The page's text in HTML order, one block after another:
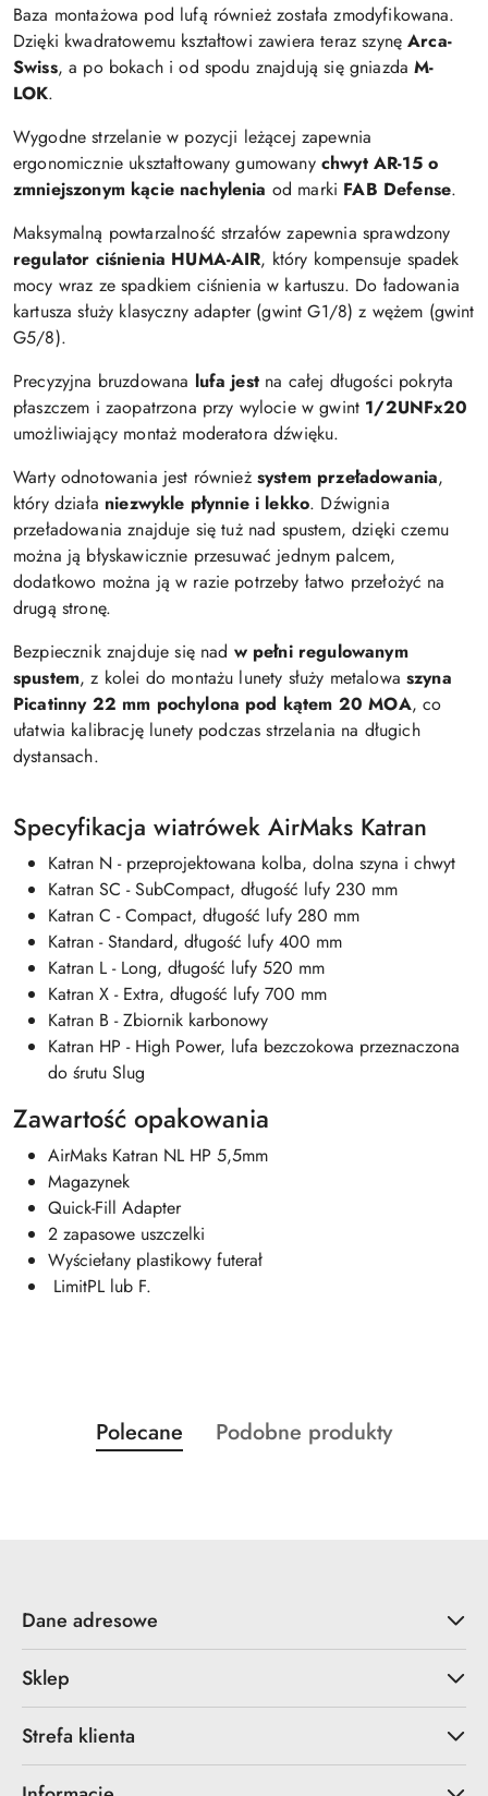
Baza montażowa pod lufą również została zmodyfikowana.
Dzięki kwadratowemu kształtowi zawiera teraz szynęArca-
Swiss, a po bokach i od spodu znajdują się gniazdaM-
LOK.
Wygodne strzelanie w pozycji leżącej zapewnia
ergonomicznie ukształtowany gumowany chwyt AR-15 o
zmniejszonym kącie nachylenia od marki FAB Defense.
Maksymalną powtarzalność strzałów zapewnia sprawdzony
regulator ciśnienia HUMA-AIR, który kompensuje spadek
mocy wraz ze spadkiem ciśnienia w kartuszu. Do ładowania
kartusza służy klasyczny adapter (gwint G1/8) z wężem (gwint
G5/8).
Precyzyjna bruzdowana lufa jestna całej długości pokryta
płaszczem i zaopatrzona przy wylocie w gwint 1/2UNFx20
umożliwiający montaż moderatora dźwięku.
Warty odnotowania jest również system przeładowania,
który działa niezwykle płynnie i lekko. Dźwignia
przeładowania znajduje się tuż nad spustem, dzięki czemu
można ją błyskawicznie przesuwać jednym palcem,
dodatkowo można ją w razie potrzeby łatwo przełożyć na
drugą stronę.
Bezpiecznik znajduje się nad w pełni regulowanym
spustem, z kolei do montażu lunety służy metalowaszyna
Picatinny 22 mm pochylona pod kątem 20 MOA, co
ułatwia kalibrację lunety podczas strzelania na długich
dystansach.
Specyfikacja wiatrówek AirMaks Katran
Katran N - przeprojektowana kolba, dolna szyna i chwyt
Katran SC - SubCompact, długość lufy 230 mm
Katran C - Compact, długość lufy 280 mm
Katran - Standard, długość lufy 400 mm
Katran L - Long, długość lufy 520 mm
Katran X - Extra, długość lufy 700 mm
Katran B - Zbiornik karbonowy
Katran HP - High Power, lufa bezczokowa przeznaczona
do śrutu Slug
Zawartość opakowania
AirMaks Katran NL HP 5,5mm
Magazynek
Quick-Fill Adapter
2 zapasowe uszczelki
Wyściełany plastikowy futerał
LimitPL lub F.
Pomiń karuzelę produktów
Produkty
o
Polecane
Produkty
Podobne produkty
Dane adresowe
Sklep
Strefa klienta